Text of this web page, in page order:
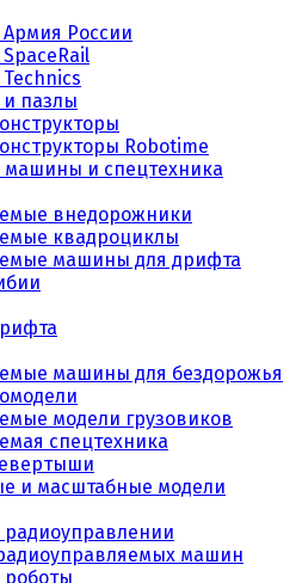
России
и пазлы
Robotime
и спецтехника
внедорожники
квадроциклы
машины для дрифта
машины для бездорожья
модели грузовиков
спецтехника
и масштабные модели
машин